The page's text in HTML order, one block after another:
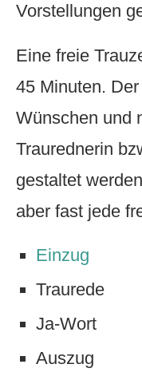
Vorstellungen
Eine freie
45 Minuten.
Wünschen und
Traurednerin
gestaltet
aber fast jede
Einzug
Traurede
Ja-Wort
Auszug